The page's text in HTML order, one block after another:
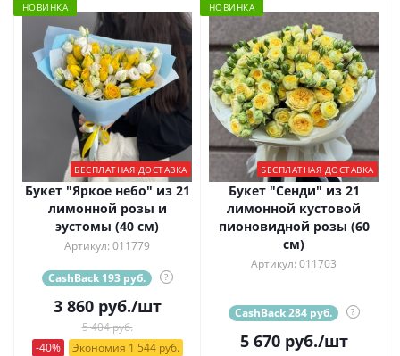
НОВИНКА
БЕСПЛАТНАЯ ДОСТАВКА
Букет "Яркое небо" из 21
лимонной розы и
эустомы (40 см)
Артикул: 011779
CashBack 193 руб. ?
3 860руб./шт
5 404 руб.
-40%
Экономия 1 544 руб.
НОВИНКА
БЕСПЛАТНАЯ ДОСТАВКА
Букет "Сенди" из 21
лимонной кустовой
пионовидной розы (60
см)
Артикул: 011703
CashBack 284 руб. ?
5 670руб./шт